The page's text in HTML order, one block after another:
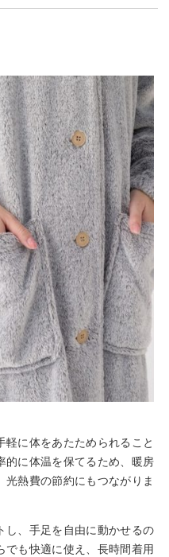
に体をあたためられること
的に体温を保てるため、暖房
熱費の節約にもつながりま
し、手足を自由に動かせるの
でも快適に使え、長時間着用